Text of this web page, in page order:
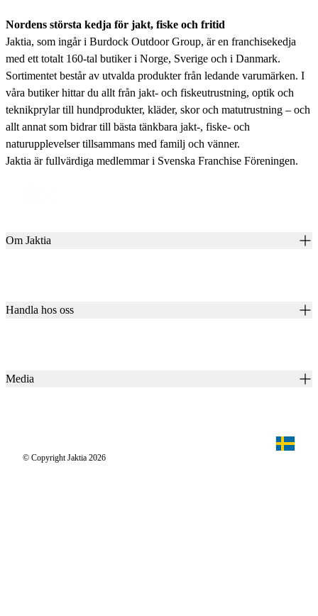
Nordens största kedja för jakt, fiske och fritid
Jaktia, som ingår i Burdock Outdoor Group, är en franchisekedja
med ett totalt 160-tal butiker i Norge, Sverige och i Danmark.
Sortimentet består av utvalda produkter från ledande varumärken. I
våra butiker hittar du allt från jakt- och fiskeutrustning, optik och
teknikprylar till hundprodukter, kläder, skor och matutrustning – och
allt annat som bidrar till bästa tänkbara jakt-, fiske- och
naturupplevelser tillsammans med familj och vänner.
Jaktia är fullvärdiga medlemmar i Svenska Franchise Föreningen.
Om Jaktia
Karriär
Jaktia Brand Guidelines
Handla hos oss
Köpvillkor för företagskunder
Media
Jägaren© Copyright Jaktia 2026